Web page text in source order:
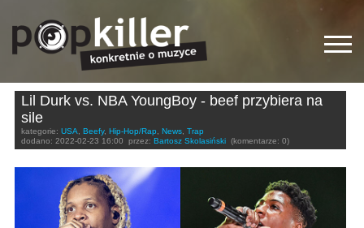
Lil Durk vs. NBA YoungBoy - beef przybiera na
sile
kategorie: USA, Beefy, Hip-Hop/Rap, News, Trap
dodano: 2022-02-23 16:00 przez: Bartosz Skolasiński (komentarze: 0)